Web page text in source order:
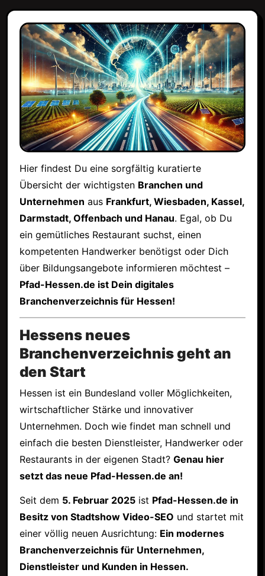
Hier findest Du eine sorgfältig kuratierte
Übersicht der wichtigsten Branchen und
Unternehmen aus Frankfurt, Wiesbaden, Kassel,
Darmstadt, Offenbach und Hanau. Egal, ob Du
ein gemütliches Restaurant suchst, einen
kompetenten Handwerker benötigst oder Dich
über Bildungsangebote informieren möchtest –
Pfad-Hessen.de ist Dein digitales
Branchenverzeichnis für Hessen!
Hessens neues
Branchenverzeichnis geht an
den Start
Hessen ist ein Bundesland voller Möglichkeiten,
wirtschaftlicher Stärke und innovativer
Unternehmen. Doch wie findet man schnell und
einfach die besten Dienstleister, Handwerker oder
Restaurants in der eigenen Stadt? Genau hier
setzt das neue Pfad-Hessen.de an!
Seit dem 5. Februar 2025ist Pfad-Hessen.de in
Besitz von Stadtshow Video-SEO und startet mit
einer völlig neuen Ausrichtung: Ein modernes
Branchenverzeichnis für Unternehmen,
Dienstleister und Kunden in Hessen.